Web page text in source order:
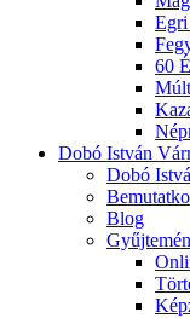
Egri
60
Dobó István
Dobó
Blog